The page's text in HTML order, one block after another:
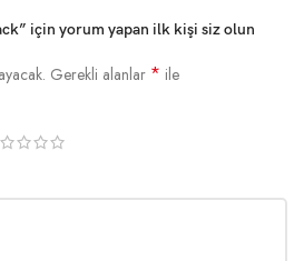
için yorum yapan ilk kişi siz olun
Gerekli alanlar * ile